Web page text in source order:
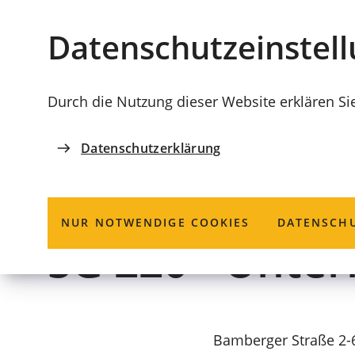
Durch die Nutzung dieser Website erklären
Datenschutzerklärung
NUR NOTWENDIGE COOKIES
Coburg
KOMMUNALUNTERNEHMEN COBURGER
Coburger
SG 220 -
Bamberger Straße 2-